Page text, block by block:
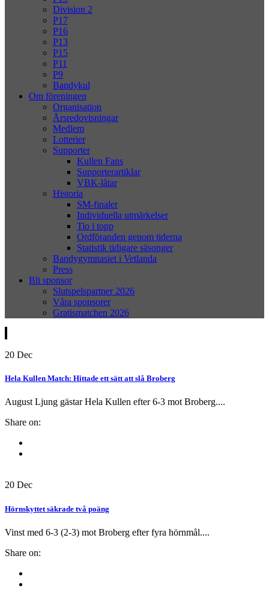
Division 2
P17
P16
P13
P15
P11
P9
Bandykul
Om föreningen
Organisation
Årsredovisningar
Medlem
Lotterier
Supporter
Kullen Fans
Supporterartiklar
VBK-låtar
Historia
SM-finaler
Individuella utmärkelser
Tio i topp
Ordföranden genom tiderna
Statistik tidigare säsonger
Bandygymnasiet i Vetlanda
Press
Bli sponsor
Slutspelspartner 2026
Våra sponsorer
Gratismatchen 2026
20 Dec
Hela Kullen Match: Hittade ett sätt att slå Broberg
August Ljung gästar Hela Kullen efter 6-3 mot Broberg....
Share on:
20 Dec
Hörnskyttet säkrade två poäng
Vinst med 6-3 (2-3) mot Broberg efter fyra hörnmål....
Share on: